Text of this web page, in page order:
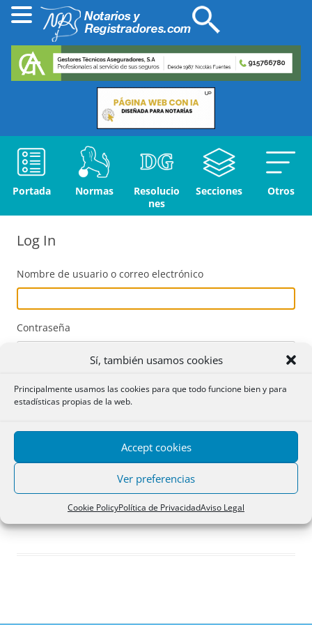
Sí, también usamos cookies
Principalmente usamos las cookies para que todo funcione bien y para
estadísticas propias de la web.
Accept cookies
Ver preferencias
Cookie PolicyPolítica de PrivacidadAviso Legal
Portada Normas
Resolucio
nes
Secciones Otros
Log In
Nombre de usuario o correo electrónico
Contraseña
Acceder
Registro
¿Has olvidado tu contraseña?